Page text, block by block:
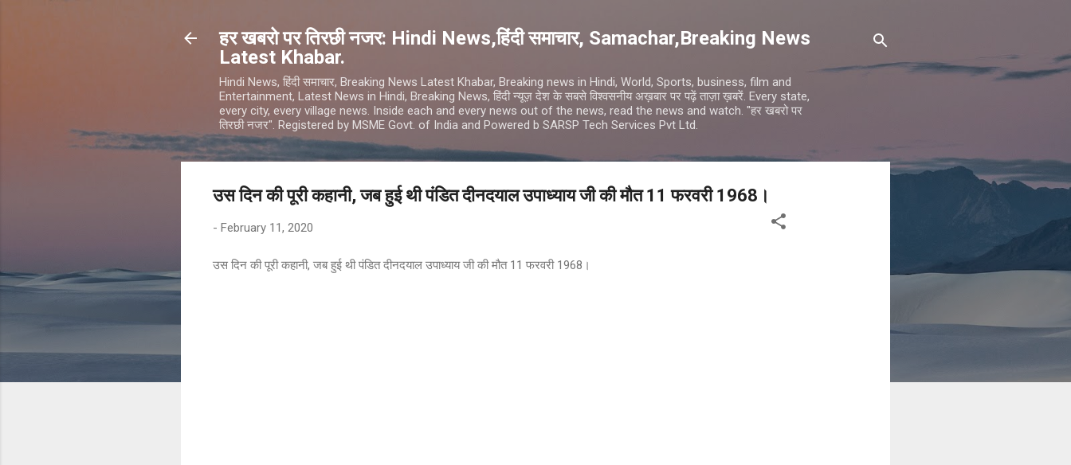
हर खबरो पर तिरछी नजर: Hindi News,हिंदी समाचार, Samachar,Breaking News
Latest Khabar.
Hindi News, हिंदी समाचार, Breaking News Latest Khabar, Breaking news in Hindi, World, Sports, business, film and
Entertainment, Latest News in Hindi, Breaking News, हिंदी न्यूज़ देश के सबसे विश्वसनीय अख़बार पर पढ़ें ताज़ा ख़बरें. Every state,
every city, every village news. Inside each and every news out of the news, read the news and watch. "हर खबरो पर
तिरछी नजर". Registered by MSME Govt. of India and Powered b SARSP Tech Services Pvt Ltd.
उस दिन की पूरी कहानी, जब हुई थी पंडित दीनदयाल उपाध्याय जी की मौत 11 फरवरी 1968।
- February 11, 2020
उस दिन की पूरी कहानी, जब हुई थी पंडित दीनदयाल उपाध्याय जी की मौत 11 फरवरी 1968।